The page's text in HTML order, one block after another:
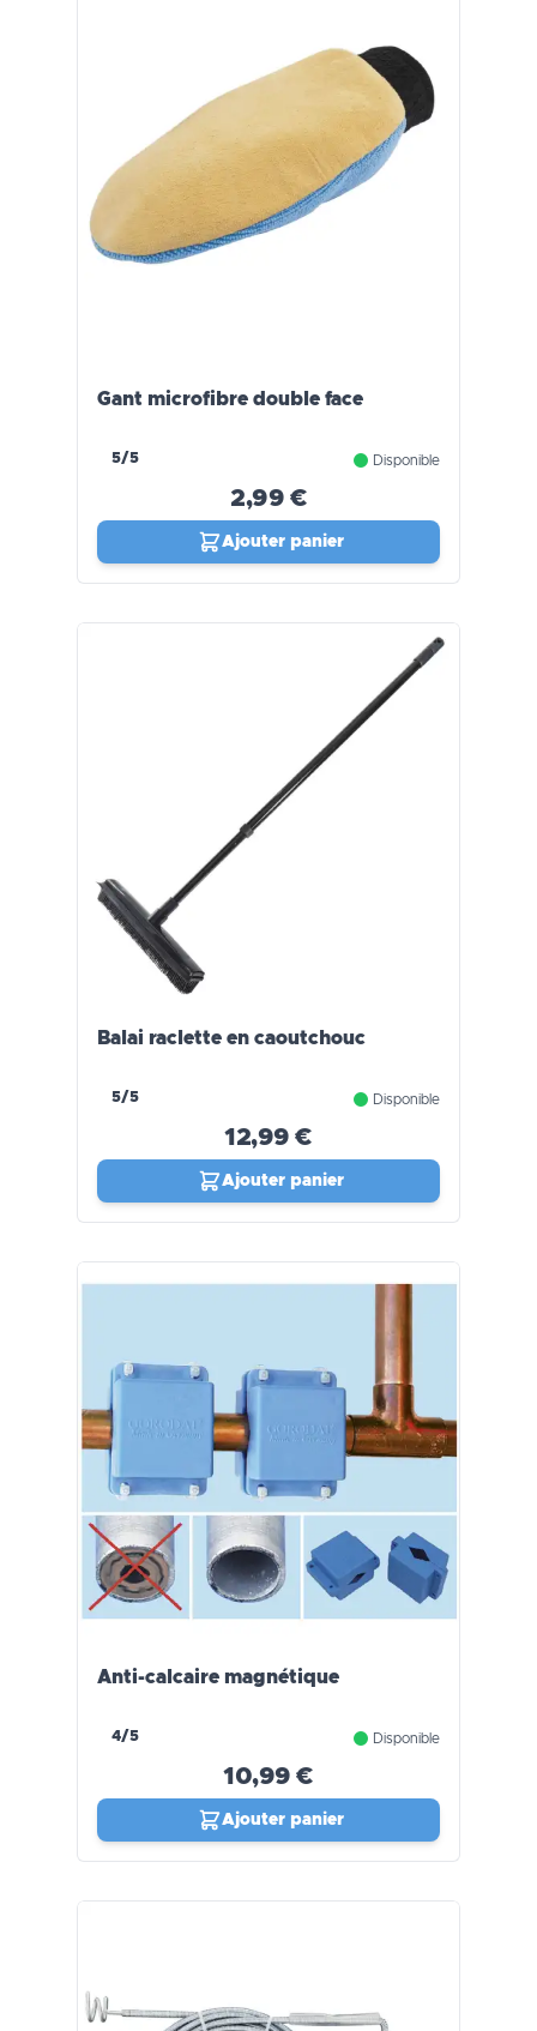
Gant microfibre double face
5/5 Disponible
2,99 €
Ajouter panier
Balai raclette en caoutchouc
5/5 Disponible
12,99 €
Ajouter panier
Anti-calcaire magnétique
4/5 Disponible
10,99 €
Ajouter panier